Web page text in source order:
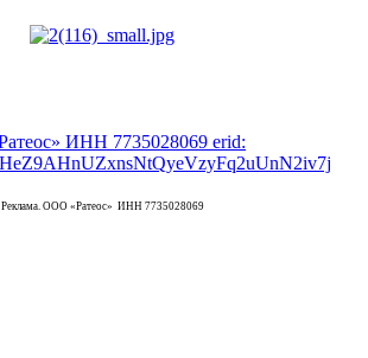
Реклама. ООО «Ратеос» ИНН 7735028069